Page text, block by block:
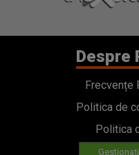
Despre
Frecvențe
Politica de
Politica